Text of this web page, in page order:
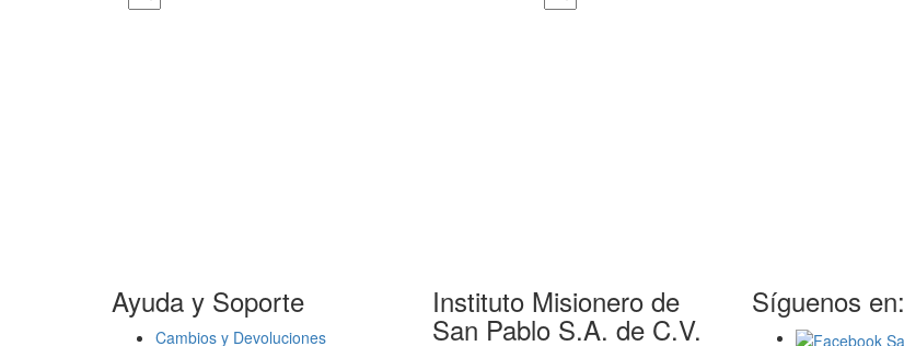
Ayuda y Soporte
Cambios y Devoluciones
Instituto Misionero de
San Pablo S.A. de C.V.
Síguenos en: